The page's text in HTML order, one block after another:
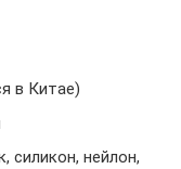
в Китае)
силикон, нейлон,